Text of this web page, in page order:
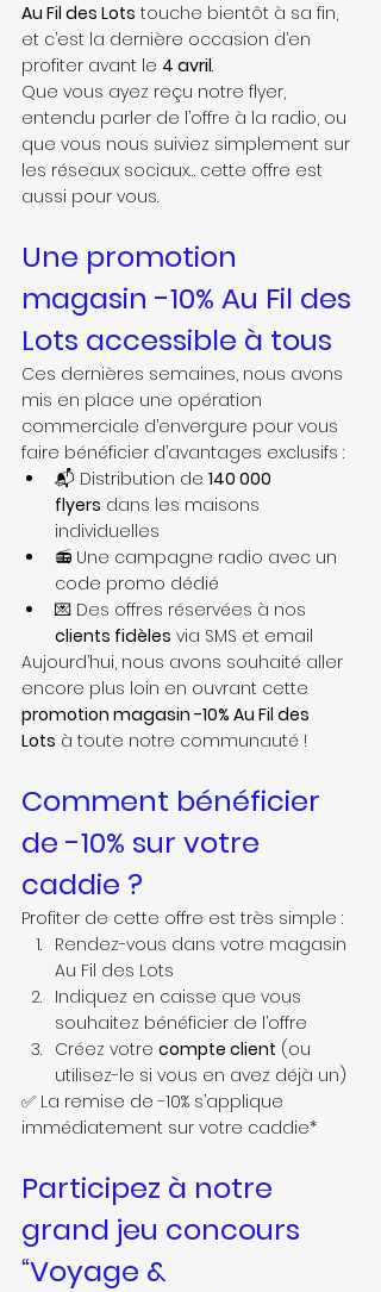
Au Fil des Lots touche bientôt à sa fin,
et c’est la dernière occasion d’en
profiter avant le 4 avril.
Que vous ayez reçu notre flyer,
entendu parler de l’offre à la radio, ou
que vous nous suiviez simplement sur
les réseaux sociaux… cette offre est
aussi pour vous.
Une promotion
magasin -10% Au Fil des
Lots accessible à tous
Ces dernières semaines, nous avons
mis en place une opération
commerciale d’envergure pour vous
faire bénéficier d’avantages exclusifs :
📬 Distribution de 140 000
flyers dans les maisons
individuelles
📻 Une campagne radio avec un
code promo dédié
💌 Des offres réservées à nos
clients fidèles via SMS et email
Aujourd’hui, nous avons souhaité aller
encore plus loin en ouvrant cette
promotion magasin -10% Au Fil des
Lots à toute notre communauté !
Comment bénéficier
de -10% sur votre
caddie ?
Profiter de cette offre est très simple :
Rendez-vous dans votre magasin
Au Fil des Lots
Indiquez en caisse que vous
souhaitez bénéficier de l’offre
Créez votre compte client (ou
utilisez-le si vous en avez déjà un)
✅ La remise de -10% s’applique
immédiatement sur votre caddie*
Participez à notre
grand jeu concours
“Voyage &